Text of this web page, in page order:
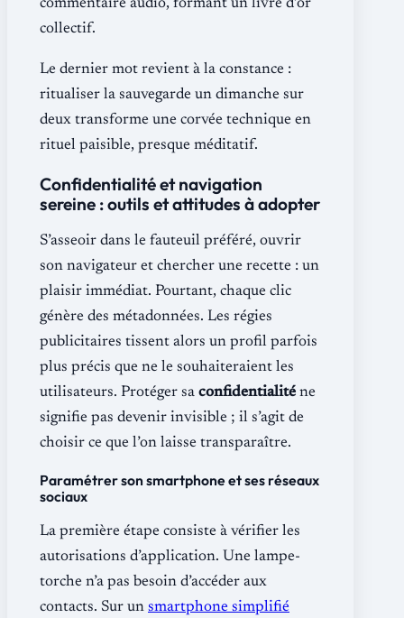
commentaire audio, formant un livre d’or
collectif.
Le dernier mot revient à la constance :
ritualiser la sauvegarde un dimanche sur
deux transforme une corvée technique en
rituel paisible, presque méditatif.
Confidentialité et navigation
sereine : outils et attitudes à adopter
S’asseoir dans le fauteuil préféré, ouvrir
son navigateur et chercher une recette : un
plaisir immédiat. Pourtant, chaque clic
génère des métadonnées. Les régies
publicitaires tissent alors un profil parfois
plus précis que ne le souhaiteraient les
utilisateurs. Protéger sa confidentialité ne
signifie pas devenir invisible ; il s’agit de
choisir ce que l’on laisse transparaître.
Paramétrer son smartphone et ses réseaux
sociaux
La première étape consiste à vérifier les
autorisations d’application. Une lampe-
torche n’a pas besoin d’accéder aux
contacts. Sur un smartphone simplifié